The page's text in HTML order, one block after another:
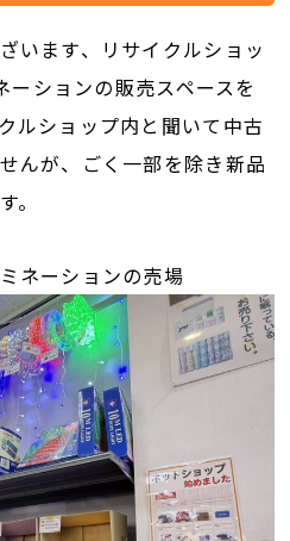
います、リサイクルショッ
ーションの販売スペースを
ルショップ内と聞いて中古
んが、ごく一部を除き新品
。
ネーションの売場